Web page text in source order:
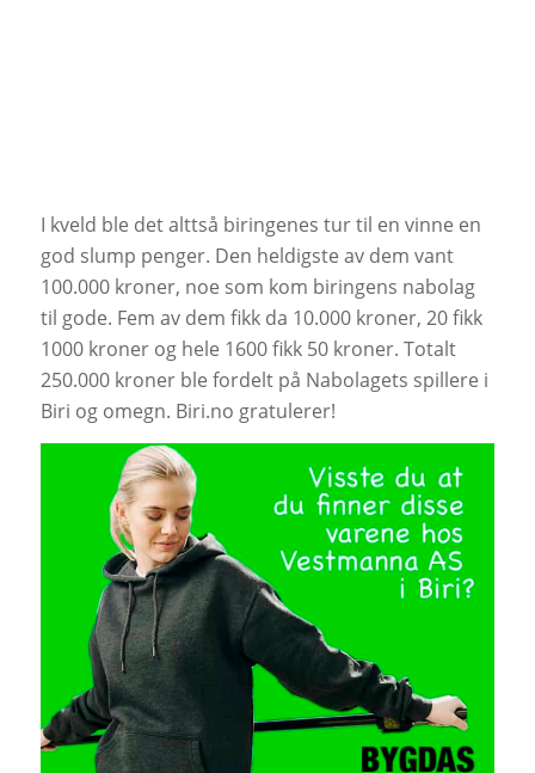
I kveld ble det alttså biringenes tur til en vinne en
god slump penger. Den heldigste av dem vant
100.000 kroner, noe som kom biringens nabolag
til gode. Fem av dem fikk da 10.000 kroner, 20 fikk
1000 kroner og hele 1600 fikk 50 kroner. Totalt
250.000 kroner ble fordelt på Nabolagets spillere i
Biri og omegn. Biri.no gratulerer!